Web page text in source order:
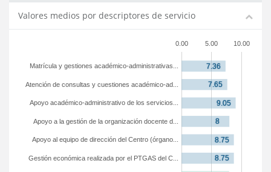
Valores medios por descriptores de servicio
0.00 5.00 10.00
Gestión económica realizada por el PTGAS del C...
Apoyo al equipo de dirección del Centro (órgano...
Apoyo a la gestión de la organización docente d...
Apoyo académico-administrativo de los servicios...
Atención de consultas y cuestiones académico-ad...
Matrícula y gestiones académico-administrativas...